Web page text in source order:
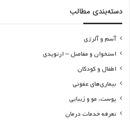
دسته‌بندی مطالب
آسم و آلرژی
استخوان و مفاصل – ارتوپدی
اطفال و کودکان
بیماری‌های عفونی
پوست، مو و زیبایی
تعرفه خدمات درمان